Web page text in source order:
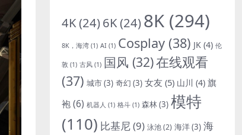
4K(24)6K(24)8K (294)
8K，海湾 (1) AI (1) Cosplay (38) JK (4) 伦
敦 (1) 古风 (1) 国风 (32)在线观看
(37) 城市(3) 奇幻 (3) 女友 (5) 山川 (4) 旗
袍(6) 机器人 (1) 格斗 (1) 森林(3) 模特
(110) 比基尼(9) 泳池(2) 海洋(3) 海